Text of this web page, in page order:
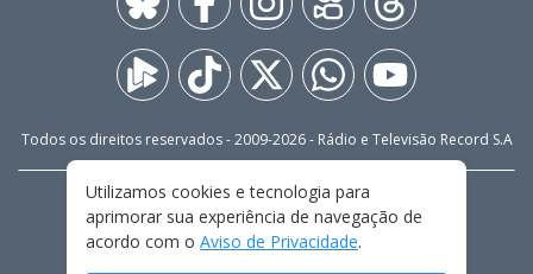
Todos os direitos reservados - 2009-2026- Rádio e Televisão Record S.A
FALE CONOSCO
PRIVACIDADE
TERMOS E CONDIÇÕES DE USO
Utilizamos cookies e tecnologia para
aprimorar sua experiência de navegação de
acordo com o Aviso de Privacidade.